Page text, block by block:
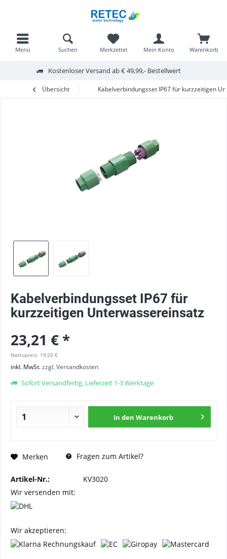
Kostenloser Versand ab € 49,99,- Bestellwert
Menü Warenkorb
Merkzettel Mein Konto
Suchen
Übersicht Kabelverbindungsset IP67 für kurzzeitigen
Kabelverbindungsset IP67 für
kurzzeitigen Unterwassereinsatz
23,21 € *
Nettopreis: 19,50 €
inkl. MwSt.zzgl. Versandkosten
Sofort Versandfertig, Lieferzeit 1-3 Werktage
In den Warenkorb
Merken Fragen zum Artikel?
Artikel-Nr.:
KV3020
Wir versenden mit:
Wir akzeptieren: